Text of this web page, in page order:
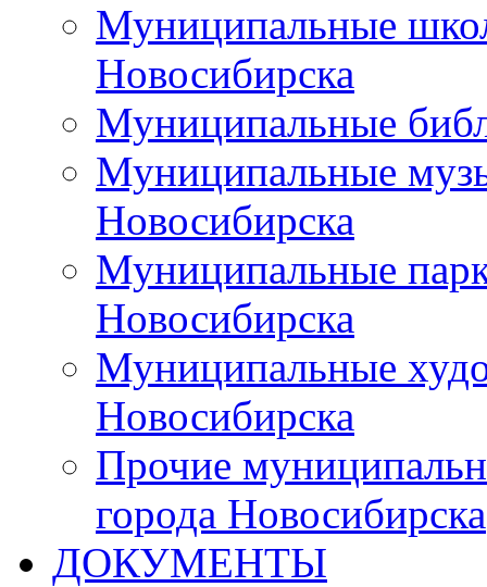
Муниципальные
Новосибирска
Муниципальные
Муниципальные
Новосибирска
Муниципальные
Новосибирска
Муниципальные
Новосибирска
Прочие
города Новосибирска
ДОКУМЕНТЫ